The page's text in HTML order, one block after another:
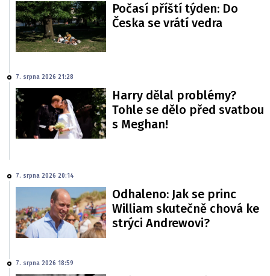
Počasí příští týden: Do
Česka se vrátí vedra
7. srpna 2026 21:28
Harry dělal problémy?
Tohle se dělo před svatbou
s Meghan!
7. srpna 2026 20:14
Odhaleno: Jak se princ
William skutečně chová ke
strýci Andrewovi?
7. srpna 2026 18:59